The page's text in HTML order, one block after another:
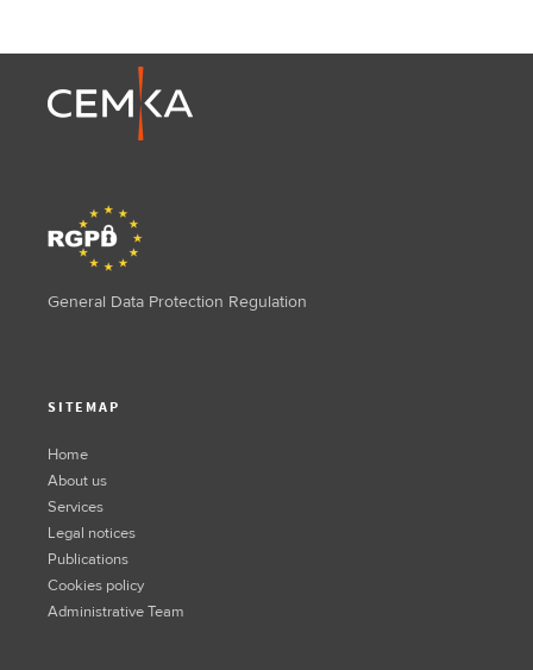
General Data Protection Regulation
SITEMAP
Home
About us
Services
Legal notices
Publications
Cookies policy
Administrative Team